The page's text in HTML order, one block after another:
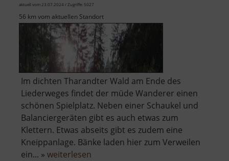
aktuell vom 23.07.2024 / Zugriffe: 5027
56 km vom aktuellen Standort
Im dichten Tharandter Wald am Ende des
Liederweges findet der müde Wanderer einen
schönen Spielplatz. Neben einer Schaukel und
Balanciergeräten gibt es auch etwas zum
Klettern. Etwas abseits gibt es zudem eine
Kneippanlage. Bänke laden hier zum Verweilen
ein... » weiterlesen